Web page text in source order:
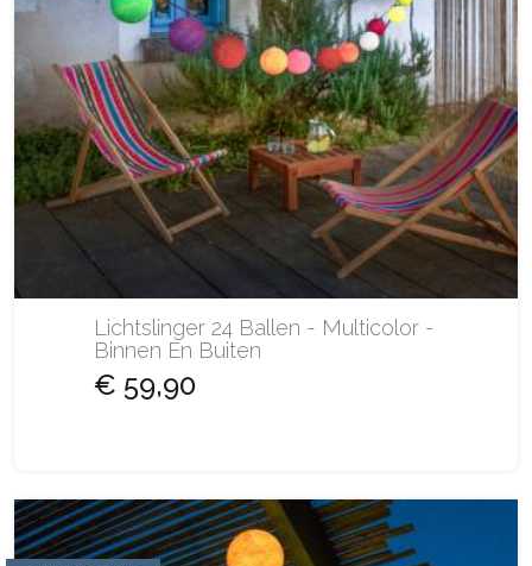
Lichtslinger 24 Ballen - Multicolor -
Binnen En Buiten
€ 59,90